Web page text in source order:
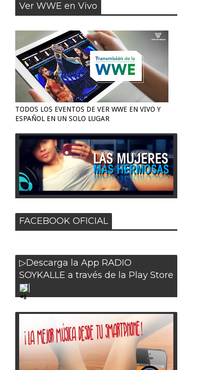
Ver WWE en Vivo
TODOS LOS EVENTOS DE VER WWE EN VIVO Y
ESPAÑOL EN UN SOLO LUGAR
FACEBOOK OFICIAL
▷Descarga la App RADIO
SOYKALLE a través de la Play Store